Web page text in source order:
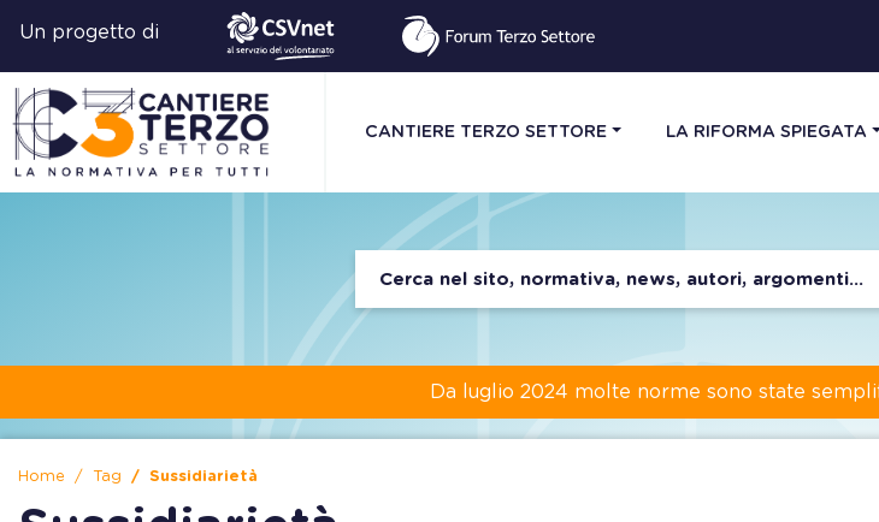
Un progetto di
CANTIERE TERZO SETTORE LA RIFORMA SPIEGATA
Da luglio 2024 molte norme sono state
Home Tag Sussidiarietà